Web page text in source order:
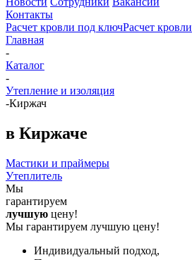
Контакты
Расчет кровли под ключРасчет кровли
Главная
-
Каталог
-
Утепление и изоляция
-Киржач
в Киржаче
Мастики и праймеры
Утеплитель
Мы
гарантируем
лучшую цену!
Мы гарантируем лучшую цену!
Индивидуальный подход,